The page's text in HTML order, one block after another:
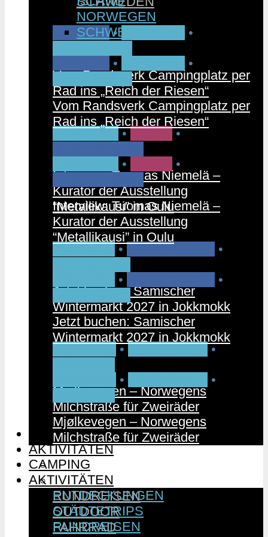
CAMPEN •
•
Vom Randsverk Campingplatz per
Rad ins „Reich der Riesen“
FINNLAND • MUSIK •
Interview: Tuomas Niemelä –
Kurator der Ausstellung
“Metallikausi” in Oulu
PARTNER • RUNDREISEN
•
Jetzt buchen: Samischer
Wintermarkt 2027 in Jokkmokk
FAHRRAD • NORWEGEN •
Mjølkevegen – Norwegens
Milchstraße für Zweiräder
CAMPING
AKTIVITÄTEN
ENTDECKUNGEN
STÄDTETRIPS
RUNDREISEN
OUTDOOR
FAHRRAD
NORWEGEN
SCHWEDEN
•
•
Vom Randsverk Campingplatz per
Rad ins „Reich der Riesen“
•
•
Interview: Tuomas Niemelä –
Kurator der Ausstellung
“Metallikausi” in Oulu
•
•
Jetzt buchen: Samischer
Wintermarkt 2027 in Jokkmokk
•
•
Mjølkevegen – Norwegens
Milchstraße für Zweiräder
CAMPING
AKTIVITÄTEN
ENTDECKUNGEN
STÄDTETRIPS
RUNDREISEN